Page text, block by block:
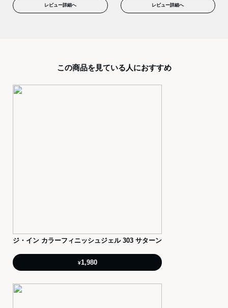
レビュー詳細へ レビュー詳細へ
この商品を見ている人におすすめ
ジ・イン カラーフィニッシュジェル 303 サターン
¥1,980